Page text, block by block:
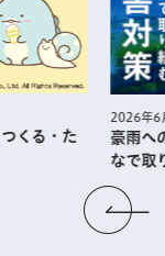
くる・た
2026年6
豪雨へ
なで取